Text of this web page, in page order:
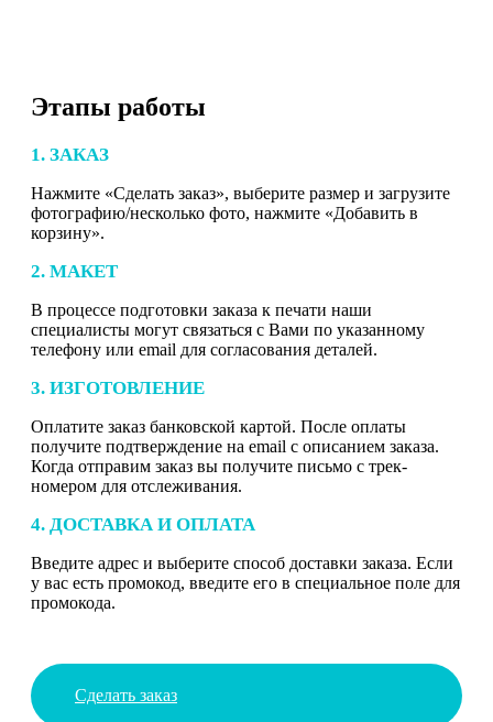
Этапы работы
1. ЗАКАЗ
Нажмите «Сделать заказ», выберите размер и загрузите
фотографию/несколько фото, нажмите «Добавить в
корзину».
2. МАКЕТ
В процессе подготовки заказа к печати наши
специалисты могут связаться с Вами по указанному
телефону или email для согласования деталей.
3. ИЗГОТОВЛЕНИЕ
Оплатите заказ банковской картой. После оплаты
получите подтверждение на email с описанием заказа.
Когда отправим заказ вы получите письмо с трек-
номером для отслеживания.
4. ДОСТАВКА И ОПЛАТА
Введите адрес и выберите способ доставки заказа. Если
у вас есть промокод, введите его в специальное поле для
промокода.
Сделать заказ